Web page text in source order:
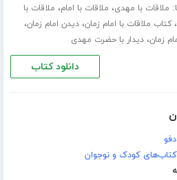
ملاقات با مهدی، ملاقات با امام، ملاقات با
،کتاب ملاقات با امام زمان،دیدن امام زمان،
زمان،دیدار با حضرت مهدی
دانلود کتاب
کتاب‌های کودک و نوجوان